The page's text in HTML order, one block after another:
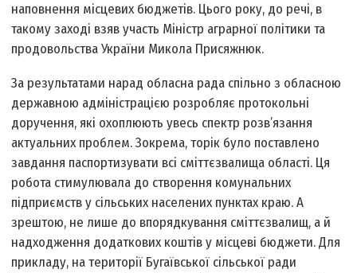
наповнення місцевих бюджетів. Цього року, до речі, в
такому заході взяв участь Міністр аграрної політики та
продовольства України Микола Присяжнюк.
За результатами нарад обласна рада спільно з обласною
державною адміністрацією розробляє протокольні
доручення, які охоплюють увесь спектр розв’язання
актуальних проблем. Зокрема, торік було поставлено
завдання паспортизувати всі сміттєзвалища області. Ця
робота стимулювала до створення комунальних
підприємств у сільських населених пунктах краю. А
зрештою, не лише до впорядкування сміттєзвалищ, а й
надходження додаткових коштів у місцеві бюджети. Для
прикладу, на території Бугаївської сільської ради